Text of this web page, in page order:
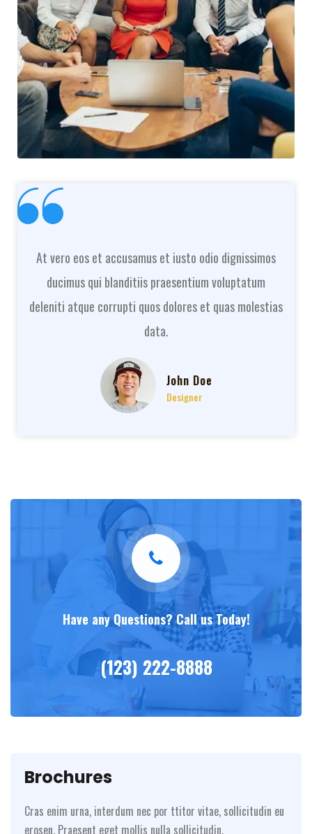
At vero eos et accusamus et iusto odio dignissimos
ducimus qui blanditiis praesentium voluptatum
deleniti atque corrupti quos dolores et quas molestias
data.
John Doe
Designer
Have any Questions? Call us Today!
(123) 222-8888
Brochures
Cras enim urna, interdum nec por ttitor vitae, sollicitudin eu
erosen. Praesent eget mollis nulla sollicitudin.